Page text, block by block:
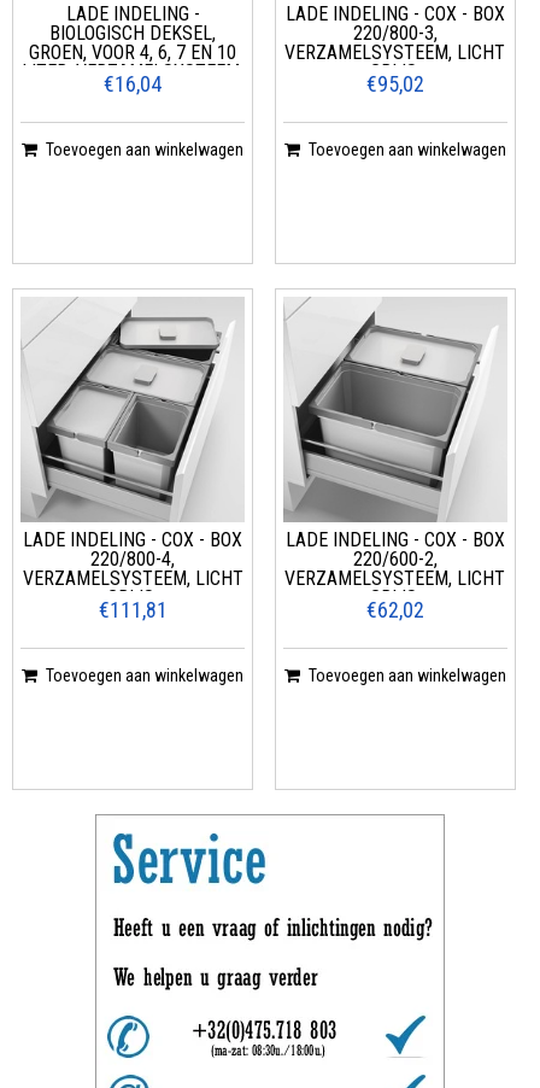
LADE INDELING -
BIOLOGISCH DEKSEL,
GROEN, VOOR 4, 6, 7 EN 10
LITER, VERZAMELSYSTEEM,
€16,04
Toevoegen aan winkelwagen
LADE INDELING - COX - BOX
220/800-3,
VERZAMELSYSTEEM, LICHT
GRIJS,
€95,02
Toevoegen aan winkelwagen
LADE INDELING - COX - BOX
220/800-4,
VERZAMELSYSTEEM, LICHT
GRIJS,
€111,81
Toevoegen aan winkelwagen
LADE INDELING - COX - BOX
220/600-2,
VERZAMELSYSTEEM, LICHT
GRIJS,
€62,02
Toevoegen aan winkelwagen